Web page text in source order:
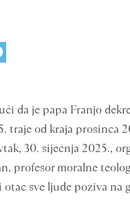
da je papa Franjo
traje od kraja prosinca
30. siječnja 2025.,
profesor moralne
otac sve ljude poziva na